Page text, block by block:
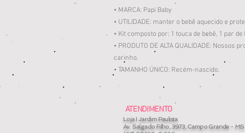
• MARCA: Papi Baby
• UTILIDADE: manter o bebê aquecido e
• Kit composto por: 1 touca de bebê, 1 par
• PRODUTO DE ALTA QUALIDADE: Nossos
carinho.
• TAMANHO ÚNICO: Recém-nascido.
ATENDIMENTO
Loja I Jardim Paulista
Av. Salgado Filho, 3973, Campo Grande - MS